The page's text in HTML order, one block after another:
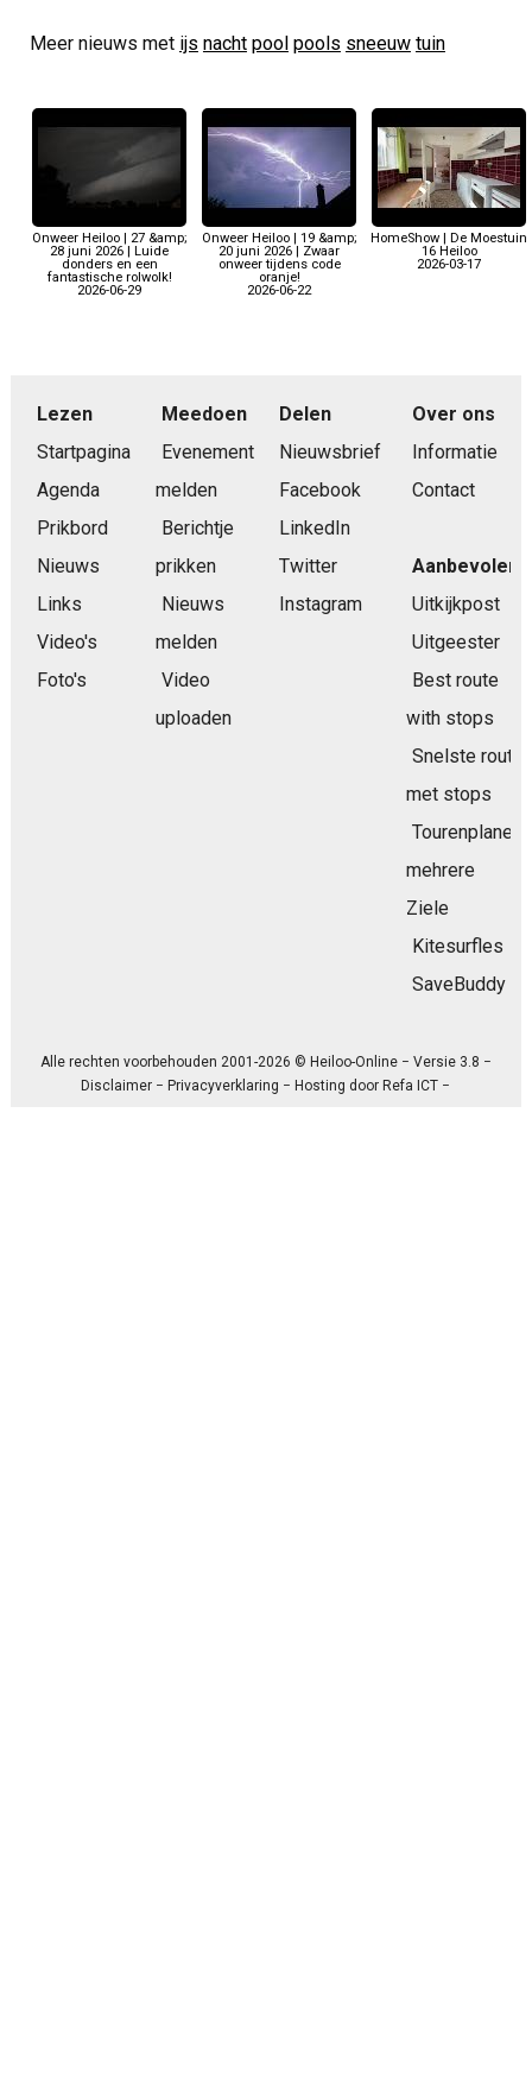
Meer nieuws met ijs nacht pool pools sneeuw tuin
Onweer Heiloo | 27 &amp;
28 juni 2026 | Luide
donders en een
fantastische rolwolk!
2026-06-29
Onweer Heiloo | 19 &amp;
20 juni 2026 | Zwaar
onweer tijdens code
oranje!
2026-06-22
HomeShow | De Moestuin
16 Heiloo
2026-03-17
Lezen
Startpagina
Agenda
Prikbord
Nieuws
Links
Video's
Foto's
Meedoen
Evenement
melden
Berichtje
prikken
Nieuws
melden
Video
uploaden
Delen
Nieuwsbrief
Facebook
LinkedIn
Twitter
Instagram
Over ons
Informatie
Contact
Aanbevolen
Uitkijkpost
Uitgeester
Best route
with stops
Snelste route
met stops
Tourenplaner
mehrere
Ziele
Kitesurfles
SaveBuddy
Alle rechten voorbehouden 2001-2026 © Heiloo-Online − Versie 3.8 −
Disclaimer −Privacyverklaring − Hosting doorRefa ICT −